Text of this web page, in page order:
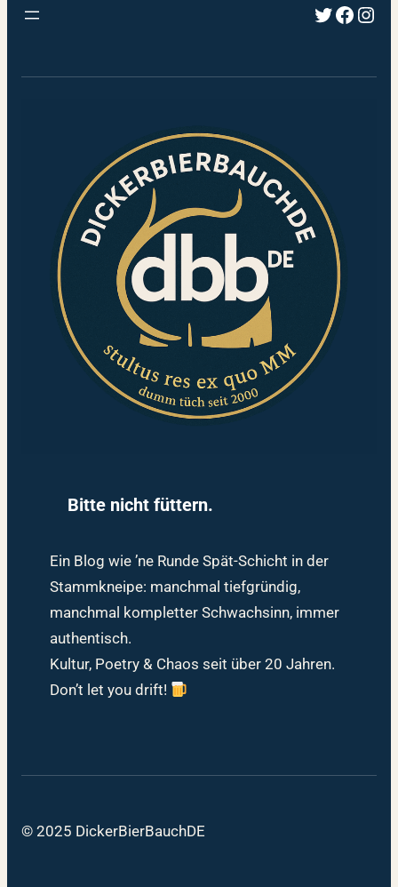
Twitter
Bitte nicht füttern.
Ein Blog wie ’ne Runde Spät-Schicht in der
Stammkneipe: manchmal tiefgründig,
manchmal kompletter Schwachsinn, immer
authentisch.
Kultur, Poetry & Chaos seit über 20 Jahren.
Don’t let you drift!
© 2025 DickerBierBauchDE